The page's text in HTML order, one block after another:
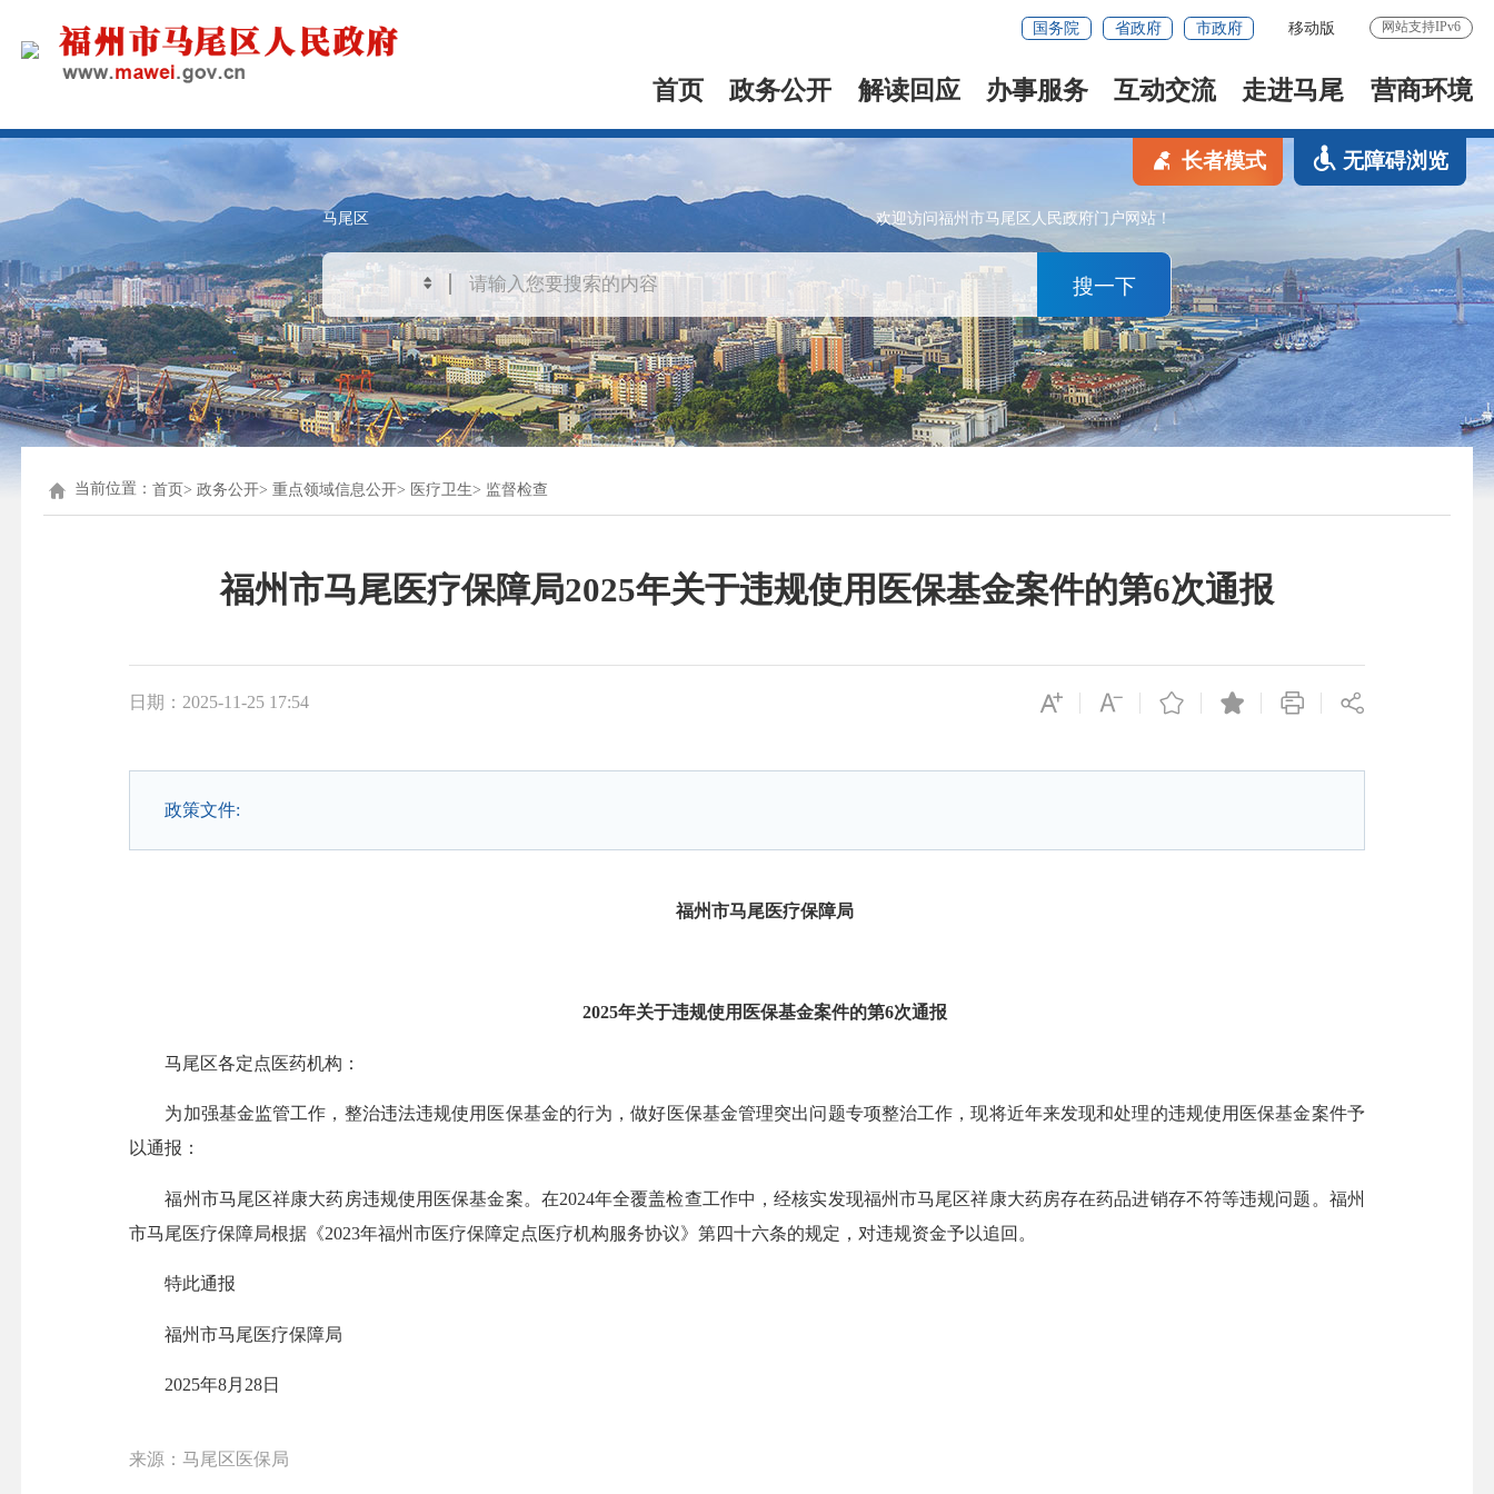
国务院 省政府 市政府 移动版 网站支持IPv6
首页 政务公开 解读回应 办事服务 互动交流 走进马尾 营商环境
马尾区 欢迎访问福州市马尾区人民政府门户网站！
搜一下
长者模式 无障碍浏览
当前位置：首页 政务公开 重点领域信息公开 医疗卫生 监督检查
福州市马尾医疗保障局2025年关于违规使用医保基金案件的第6次通报
日期：2025-11-25 17:54
政策文件:
福州市马尾医疗保障局
2025年关于违规使用医保基金案件的第6次通报
马尾区各定点医药机构：
为加强基金监管工作，整治违法违规使用医保基金的行为，做好医保基金管理突出问题专项整治工作，现将近年来发现和处理的违规使用医保基金案件予
以通报：
福州市马尾区祥康大药房违规使用医保基金案。在2024年全覆盖检查工作中，经核实发现福州市马尾区祥康大药房存在药品进销存不符等违规问题。福州
市马尾医疗保障局根据《2023年福州市医疗保障定点医疗机构服务协议》第四十六条的规定，对违规资金予以追回。
特此通报
福州市马尾医疗保障局
2025年8月28日
来源：马尾区医保局